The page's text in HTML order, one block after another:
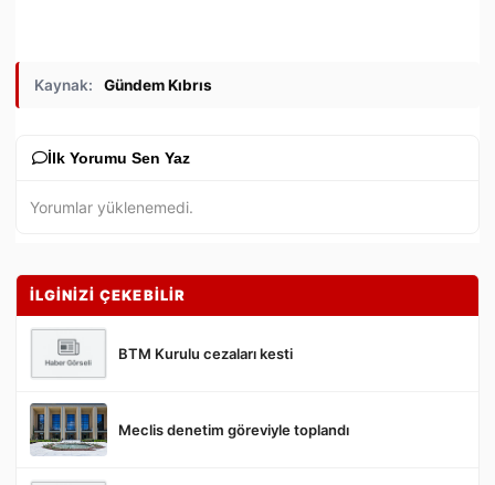
Kaynak: Gündem Kıbrıs
İlk Yorumu Sen Yaz
Gönder
Yorumlar yüklenemedi.
İLGİNİZİ ÇEKEBİLİR
BTM Kurulu cezaları kesti
Meclis denetim göreviyle toplandı